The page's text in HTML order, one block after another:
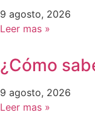
9 agosto, 2026
Leer mas »
¿Cómo
9 agosto, 2026
Leer mas »